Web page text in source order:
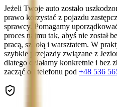
Jeżeli Twoje auto zostało
prawo korzystać z pojazdu
sprawcy. Pomagamy
proces najmu tak, abyś nie został
pracą, szkołą i warsztatem. W
szybkie przejazdy związane z
dlatego działamy konkretnie i bez
zacząć od telefonu pod +48 536